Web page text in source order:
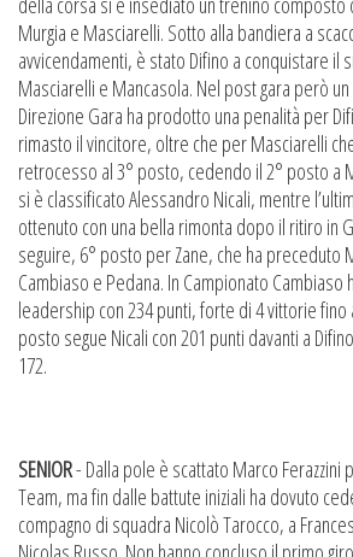
Murgia e Masciarelli. Sotto alla bandiera a
avvicendamenti, è stato Difino a conquistare il
Masciarelli e Mancasola. Nel post gara però
Direzione Gara ha prodotto una penalità per
rimasto il vincitore, oltre che per Masciarelli
retrocesso al 3° posto, cedendo il 2° posto a
si è classificato Alessandro Nicali, mentre
ottenuto con una bella rimonta dopo il ritiro in
seguire, 6° posto per Zane, che ha preceduto
Cambiaso e Pedana. In Campionato Cambiaso
leadership con 234 punti, forte di 4 vittorie fino
posto segue Nicali con 201 punti davanti a
172.
SENIOR- Dalla pole è scattato Marco Ferazzini
Team, ma fin dalle battute iniziali ha dovuto
compagno di squadra Nicolò Tarocco, a